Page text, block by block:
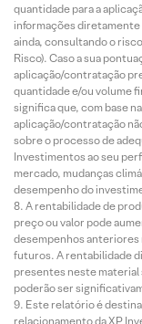
quantidade para a
informações diretamente
ainda, consultando o
Risco). Caso a sua
aplicação/contratação
quantidade e/ou volume
significa que, com base
aplicação/contratação
sobre o processo de
Investimentos ao seu
mercado, mudanças
desempenho do
A rentabilidade de
preço ou valor pode
desempenhos anteriores
futuros. A rentabilidade
presentes neste material
poderão ser
Este relatório é
relacionamento da XP